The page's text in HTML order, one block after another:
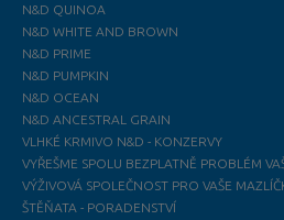
N&D QUINOA
N&D WHITE AND BROWN
N&D PRIME
N&D PUMPKIN
N&D OCEAN
N&D ANCESTRAL GRAIN
VLHKÉ KRMIVO N&D - KONZERVY
VYŘEŠME SPOLU BEZPLATNĚ PROBLÉM
VÝŽIVOVÁ SPOLEČNOST PRO VAŠE
ŠTĚŇATA - PORADENSTVÍ